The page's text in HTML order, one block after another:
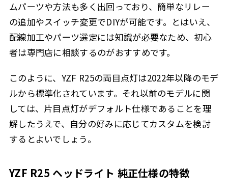
ムパーツや方法も多く出回っており、簡単なリレー
の追加やスイッチ変更でDIYが可能です。とはいえ、
配線加工やパーツ選定には知識が必要なため、初心
者は専門店に相談するのがおすすめです。
このように、YZF R25の両目点灯は2022年以降のモデ
ルから標準化されています。それ以前のモデルに関
しては、片目点灯がデフォルト仕様であることを理
解したうえで、自分の好みに応じてカスタムを検討
するとよいでしょう。
YZF R25 ヘッドライト 純正仕様の特徴